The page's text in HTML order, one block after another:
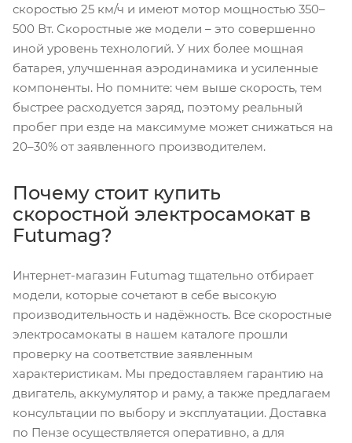
скоростью 25 км/ч и имеют мотор мощностью 350–
500 Вт. Скоростные же модели – это совершенно
иной уровень технологий. У них более мощная
батарея, улучшенная аэродинамика и усиленные
компоненты. Но помните: чем выше скорость, тем
быстрее расходуется заряд, поэтому реальный
пробег при езде на максимуме может снижаться на
20–30% от заявленного производителем.
Почему стоит купить
скоростной электросамокат в
Futumag?
Интернет-магазин Futumag тщательно отбирает
модели, которые сочетают в себе высокую
производительность и надёжность. Все скоростные
электросамокаты в нашем каталоге прошли
проверку на соответствие заявленным
характеристикам. Мы предоставляем гарантию на
двигатель, аккумулятор и раму, а также предлагаем
консультации по выбору и эксплуатации. Доставка
по Пензе осуществляется оперативно, а для